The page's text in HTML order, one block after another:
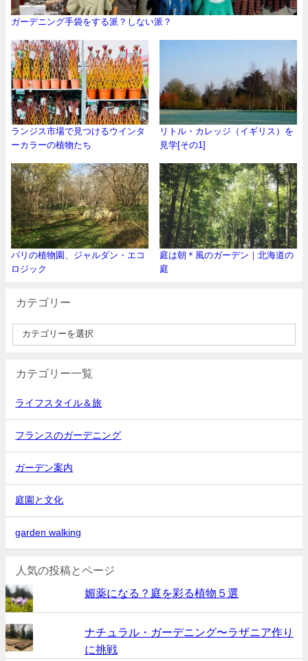
ガーデニング手袋をする派？しない派？
ランジス市場で見つけるウインタ
ーカラーの植物たち
リトル・カレッジ（イギリス）を
見学[その1]
パリの植物園、ジャルダン・エコ
ロジック
庭は朝＊風のガーデン｜北海道の
庭
カテゴリー
カテゴリー一覧
ライフスタイル＆旅
フランスのガーデニング
ガーデン案内
庭園と文化
garden walking
人気の投稿とページ
媚薬になる？庭を彩る植物５選
ナチュラル・ガーデニング〜ラザニア作り
に挑戦